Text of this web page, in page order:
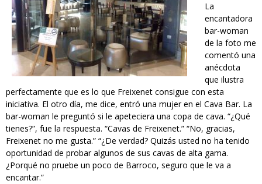
La
encantadora
bar-woman
de la foto me
comentó una
anécdota
que ilustra
perfectamente que es lo que Freixenet consigue con esta
iniciativa. El otro día, me dice, entró una mujer en el Cava Bar. La
bar-woman le preguntó si le apeteciera una copa de cava. “¿Qué
tienes?”, fue la respuesta. “Cavas de Freixenet.” “No, gracias,
Freixenet no me gusta.” “¿De verdad? Quizás usted no ha tenido
oportunidad de probar algunos de sus cavas de alta gama.
¿Porqué no pruebe un poco de Barroco, seguro que le va a
encantar.”